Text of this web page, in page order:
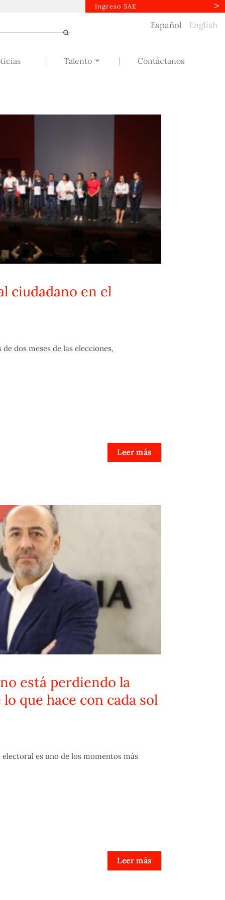
Ingreso SAE
Español English
Talento Contáctanos
ciudadano en el
dos meses de las elecciones,
Leer más
está perdiendo la
que hace con cada sol
es uno de los momentos más
Leer más